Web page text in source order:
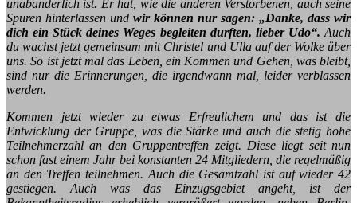
unabänderlich ist. Er hat, wie die anderen Verstorbenen, auch seine
Spuren hinterlassen und wir können nur sagen: „Danke, dass wir
dich ein Stück deines Weges begleiten durften, lieber Udo“. Auch
du wachst jetzt gemeinsam mit Christel und Ulla auf der Wolke über
uns. So ist jetzt mal das Leben, ein Kommen und Gehen, was bleibt,
sind nur die Erinnerungen, die irgendwann mal, leider verblassen
werden.
Kommen jetzt wieder zu etwas Erfreulichem und das ist die
Entwicklung der Gruppe, was die Stärke und auch die stetig hohe
Teilnehmerzahl an den Gruppentreffen zeigt. Diese liegt seit nun
schon fast einem Jahr bei konstanten 24 Mitgliedern, die regelmäßig
an den Treffen teilnehmen. Auch die Gesamtzahl ist auf wieder 42
gestiegen. Auch was das Einzugsgebiet angeht, ist der